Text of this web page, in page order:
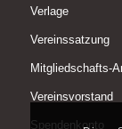
Verlage
Vereinssatzung
Mitgliedschafts-
Vereinsvorstand
Spendenkonto